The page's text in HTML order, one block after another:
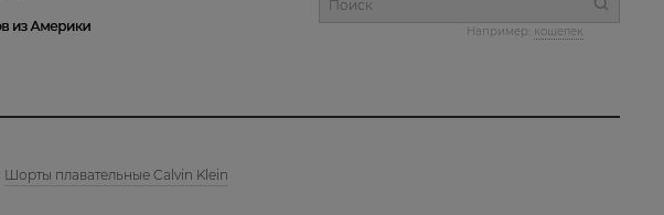
Например: кошелек
Шорты плавательные Calvin Klein